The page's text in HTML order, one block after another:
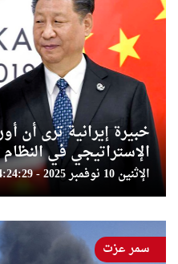
خبيرة إيرانية ترى أن
الإستراتيجي في النظام
الإثنين 10 نوفمبر 2025 - 14:24:29
سمر عزت